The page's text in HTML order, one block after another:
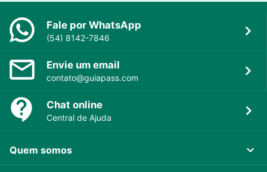
Fale por WhatsApp
(54) 8142-7846
Envie um email
contato@guiapass.com
Chat online
Central de Ajuda
Quem somos